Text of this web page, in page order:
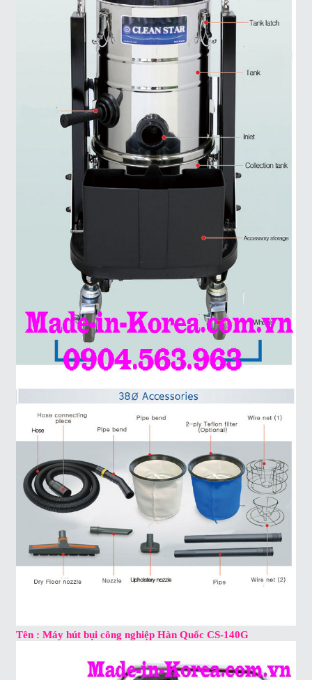
Tên : Máy hút bụi công nghiệp Hàn Quốc CS-140G